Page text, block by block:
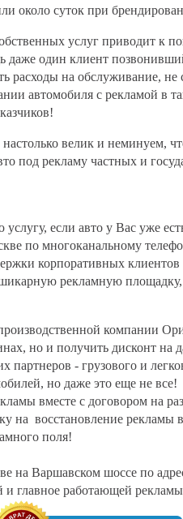
около суток при
услуг приводит к
даже один клиент
расходы на обслуживание, не
автомобиля с рекламой в
велик и неминуем,
под рекламу частных и
если авто у Вас уже
по многоканальному
корпоративных
шикарную рекламную
компании
но и получить дисконт на
партнеров - грузового и
но даже это еще не все!
вместе с договором на
на восстановление рекламы
поля!
Варшавском шоссе по
и главное работающей